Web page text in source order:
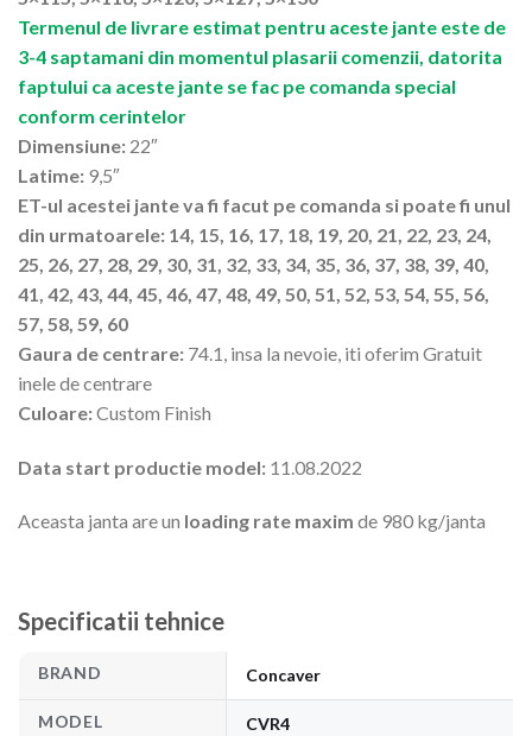
Termenul de livrare estimat pentru aceste jante este de
3-4 saptamani din momentul plasarii comenzii, datorita
faptului ca aceste jante se fac pe comanda special
conform cerintelor
Dimensiune: 22″
Latime: 9,5″
ET-ul acestei jante va fi facut pe comanda si poate fi unul
din urmatoarele: 14, 15, 16, 17, 18, 19, 20, 21, 22, 23, 24,
25, 26, 27, 28, 29, 30, 31, 32, 33, 34, 35, 36, 37, 38, 39, 40,
41, 42, 43, 44, 45, 46, 47, 48, 49, 50, 51, 52, 53, 54, 55, 56,
57, 58, 59, 60
Gaura de centrare: 74.1, insa la nevoie, iti oferim Gratuit
inele de centrare
Culoare:Custom Finish
Data start productie model: 11.08.2022
Aceasta janta are un loading rate maxim de 980 kg/janta
Specificatii tehnice
BRAND Concaver
MODEL CVR4